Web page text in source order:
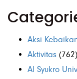
Aksi
Aktivitas (762)
Al Syukro